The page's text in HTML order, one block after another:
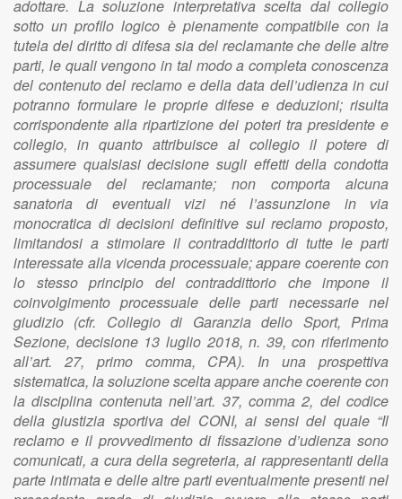
adottare. La soluzione interpretativa scelta dal collegio
sotto un profilo logico è pienamente compatibile con la
tutela del diritto di difesa sia del reclamante che delle altre
parti, le quali vengono in tal modo a completa conoscenza
del contenuto del reclamo e della data dell’udienza in cui
potranno formulare le proprie difese e deduzioni; risulta
corrispondente alla ripartizione dei poteri tra presidente e
collegio, in quanto attribuisce al collegio il potere di
assumere qualsiasi decisione sugli effetti della condotta
processuale del reclamante; non comporta alcuna
sanatoria di eventuali vizi né l’assunzione in via
monocratica di decisioni definitive sul reclamo proposto,
limitandosi a stimolare il contraddittorio di tutte le parti
interessate alla vicenda processuale; appare coerente con
lo stesso principio del contraddittorio che impone il
coinvolgimento processuale delle parti necessarie nel
giudizio (cfr. Collegio di Garanzia dello Sport, Prima
Sezione, decisione 13 luglio 2018, n. 39, con riferimento
all’art. 27, primo comma, CPA). In una prospettiva
sistematica, la soluzione scelta appare anche coerente con
la disciplina contenuta nell’art. 37, comma 2, del codice
della giustizia sportiva del CONI, ai sensi del quale “Il
reclamo e il provvedimento di fissazione d’udienza sono
comunicati, a cura della segreteria, ai rappresentanti della
parte intimata e delle altre parti eventualmente presenti nel